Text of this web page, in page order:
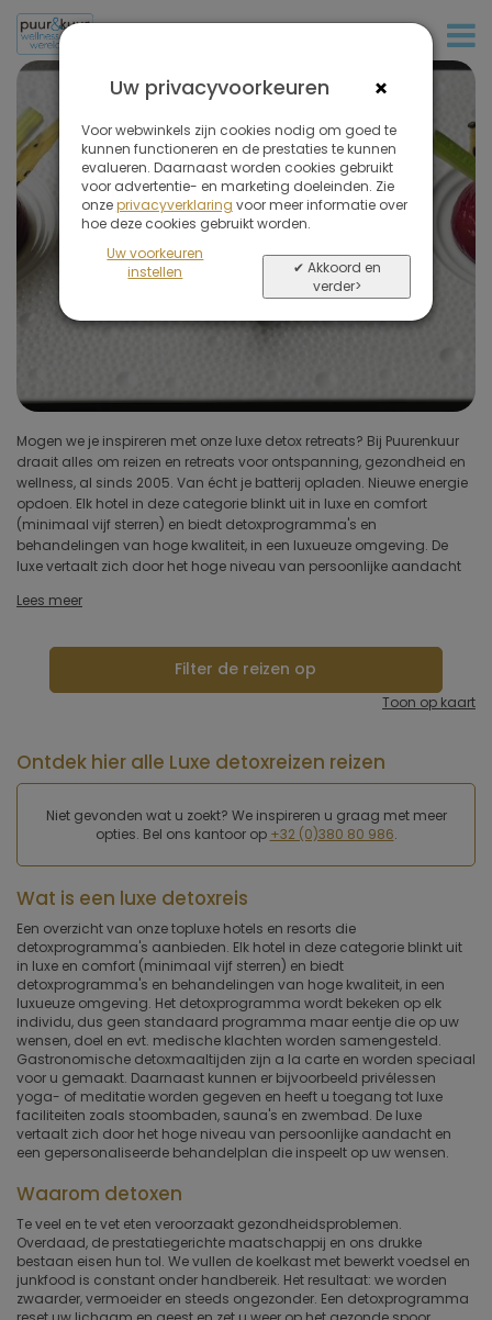
Luxe detoxreizen
Gepersonaliseerd in alle comfort...
Mogen we je inspireren met onze luxe detox retreats? Bij Puurenkuur
draait alles om reizen en retreats voor ontspanning, gezondheid en
wellness, al sinds 2005. Van écht je batterij opladen. Nieuwe energie
opdoen. Elk hotel in deze categorie blinkt uit in luxe en comfort
(minimaal vijf sterren) en biedt detoxprogramma's en
behandelingen van hoge kwaliteit, in een luxueuze omgeving. De
luxe vertaalt zich door het hoge niveau van persoonlijke aandacht
en een gepersonaliseerd behandelplan die inspeelt op uw wensen
en behoeften. Niet alleen de faciliteiten zijn luxueus, ook de
persoonlijke benadering is uitmuntend. Een detoxprogramma wordt
aangepast op elke gast. Gastronomische detoxmaaltijden zijn a la
carte en worden speciaal voor u gemaakt. Er zijn groepslessen
yoga, sport of meditatie, maar u kunt ook privélessen nemen. Er is
Lees meer
Filter de reizen op
Filter
de
reizen
op
Verwijder
alle
filters
Soort reis
(1 geselecteerd)
Prijs (exclusief vlucht)
Omgeving hotel
Type hotel
Hotelfaciliteiten
Toepassen
Toon op kaart
Ontdek hier alle Luxe detoxreizen reizen
Niet gevonden wat u zoekt? We inspireren u graag met meer
opties. Bel ons kantoor op +32 (0)380 80 986.
Wat is een luxe detoxreis
Een overzicht van onze topluxe hotels en resorts die
detoxprogramma's aanbieden. Elk hotel in deze categorie blinkt uit
in luxe en comfort (minimaal vijf sterren) en biedt
detoxprogramma's en behandelingen van hoge kwaliteit, in een
luxueuze omgeving. Het detoxprogramma wordt bekeken op elk
individu, dus geen standaard programma maar eentje die op uw
wensen, doel en evt. medische klachten worden samengesteld.
Gastronomische detoxmaaltijden zijn a la carte en worden speciaal
voor u gemaakt. Daarnaast kunnen er bijvoorbeeld privélessen
yoga- of meditatie worden gegeven en heeft u toegang tot luxe
faciliteiten zoals stoombaden, sauna's en zwembad. De luxe
vertaalt zich door het hoge niveau van persoonlijke aandacht en
een gepersonaliseerde behandelplan die inspeelt op uw wensen.
Waarom detoxen
Te veel en te vet eten veroorzaakt gezondheidsproblemen.
Overdaad, de prestatiegerichte maatschappij en ons drukke
bestaan eisen hun tol. We vullen de koelkast met bewerkt voedsel en
junkfood is constant onder handbereik. Het resultaat: we worden
zwaarder, vermoeider en steeds ongezonder. Een detoxprogramma
×
Uw privacyvoorkeuren
Voor webwinkels zijn cookies nodig om goed te
kunnen functioneren en de prestaties te kunnen
evalueren. Daarnaast worden cookies gebruikt
voor advertentie- en marketing doeleinden. Zie
onzeprivacyverklaring voor meer informatie over
hoe deze cookies gebruikt worden.
Uw voorkeuren
instellen
✔ Akkoord en
verder>